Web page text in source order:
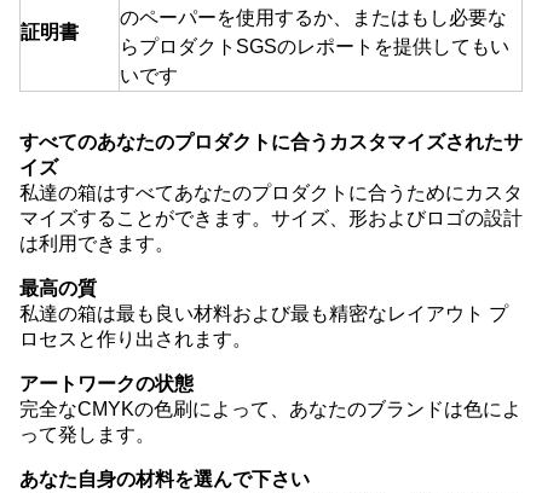
証明書
のペーパーを使用するか、またはもし必要な
らプロダクトSGSのレポートを提供してもい
いです
すべてのあなたのプロダクトに合うカスタマイズされたサ
イズ
私達の箱はすべてあなたのプロダクトに合うためにカスタ
マイズすることができます。サイズ、形およびロゴの設計
は利用できます。
最高の質
私達の箱は最も良い材料および最も精密なレイアウト プ
ロセスと作り出されます。
アートワークの状態
完全なCMYKの色刷によって、あなたのブランドは色によ
って発します。
あなた自身の材料を選んで下さい